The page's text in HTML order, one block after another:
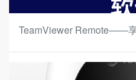
TeamViewer Remote——